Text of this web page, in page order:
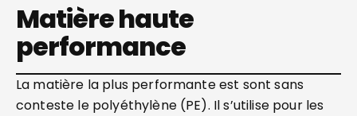
Matière haute
performance
La matière la plus performante est sont sans
conteste le polyéthylène (PE). Il s’utilise pour les